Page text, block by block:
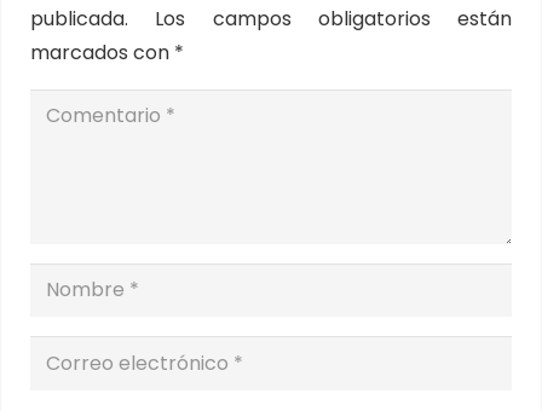
publicada.
Los campos obligatorios están
marcados con *